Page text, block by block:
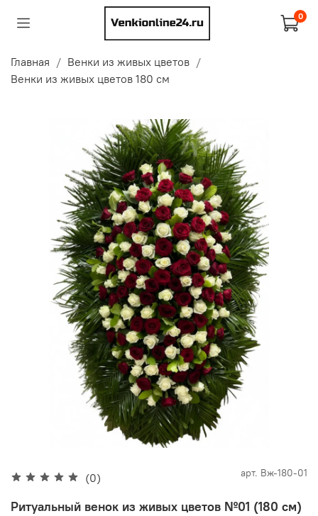
0
Главная
Венки из живых цветов
Венки из живых цветов 180 см
(0) арт. Вж-180-01
Ритуальный венок из живых цветов №01 (180 см)